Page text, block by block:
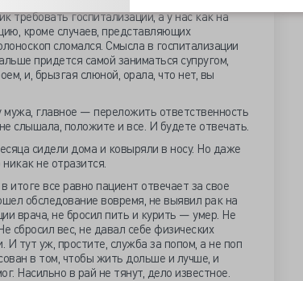
требовать госпитализации, а у нас как на
кроме случаев, представляющих
сломался. Смысла в госпитализации
придется самой заниматься супругом,
и, брызгая слюной, орала, что нет, вы
мужа, главное — переложить ответственность
слышала, положите и все. И будете отвечать.
сидели дома и ковыряли в носу. Но даже
не отразится.
итоге все равно пациент отвечает за свое
обследование вовремя, не выявил рак на
врача, не бросил пить и курить — умер. Не
сбросил вес, не давал себе физических
И тут уж, простите, служба за попом, а не поп
в том, чтобы жить дольше и лучше, и
Насильно в рай не тянут, дело известное.